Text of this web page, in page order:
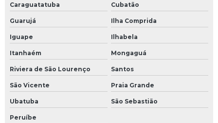
Caraguatatuba Cubatão
Guarujá Ilha Comprida
Iguape Ilhabela
Itanhaém Mongaguá
Riviera de São Lourenço Santos
São Vicente Praia Grande
Ubatuba São Sebastião
Peruíbe